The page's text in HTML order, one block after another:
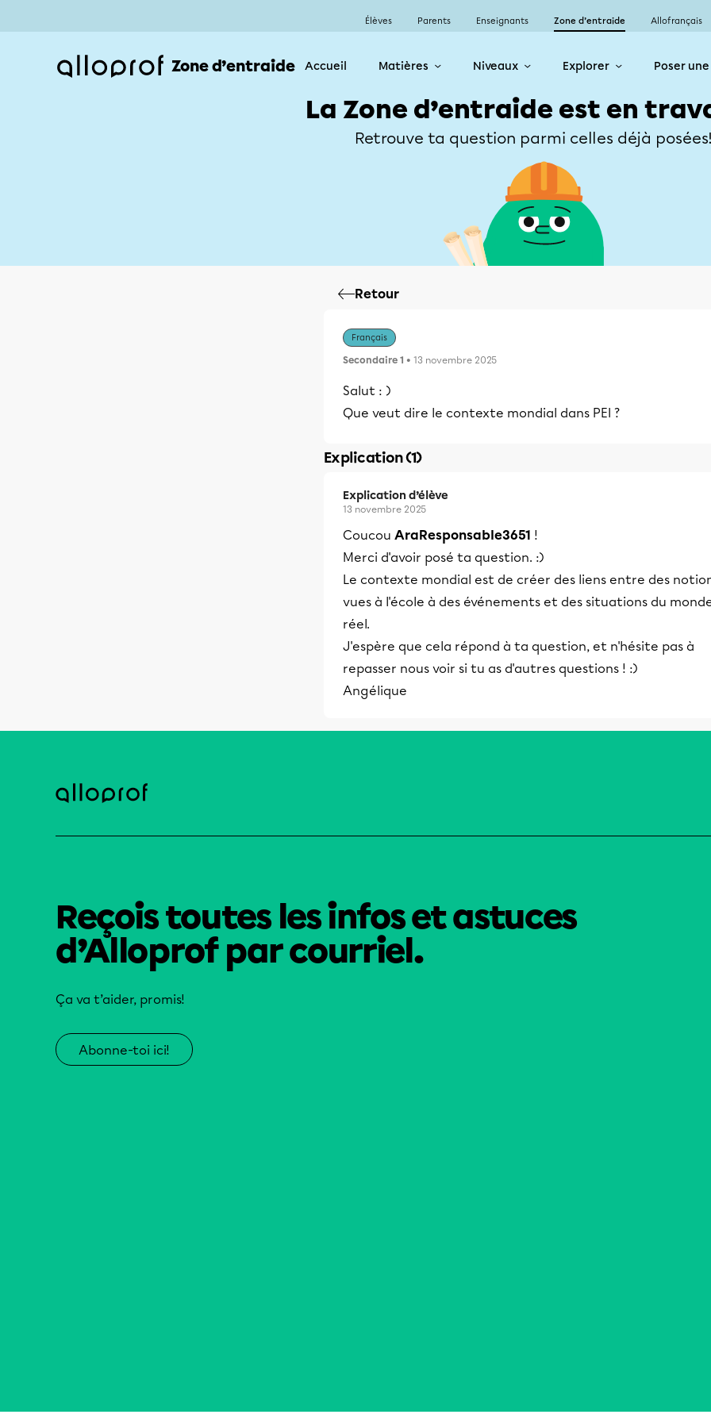
Élèves Parents Enseignants Zone d’entraide Allofrançais
Zone d’entraide Accueil Matières Niveaux Explorer Poser
La Zone d’entraide est en
Retrouve ta question parmi celles déjà
Retour
Français
Secondaire 1 • 13 novembre 2025
Salut : )
Que veut dire le contexte mondial dans PEI ?
Explication (1)
Explication d’élève
13 novembre 2025
Coucou AraResponsable3651 !
Merci d'avoir posé ta question. :)
Le contexte mondial est de créer des liens entre des
vues à l'école à des événements et des situations du
réel.
J'espère que cela répond à ta question, et n'hésite pas à
repasser nous voir si tu as d'autres questions ! :)
Angélique
Reçois toutes les infos et astuces
d’Alloprof par courriel.
Ça va t’aider, promis!
Abonne-toi ici!